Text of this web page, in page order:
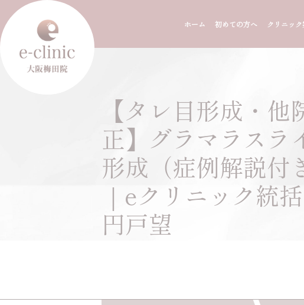
ホーム 初めての方へ クリニッ
【タレ目形成・他
正】グラマラスラ
形成（症例解説付
｜eクリニック統
円戸望